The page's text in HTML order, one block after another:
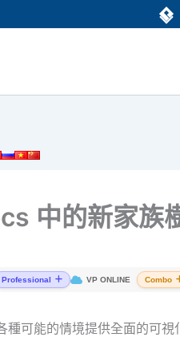
中的新家族
Professional VP ONLINE Combo
種可能的情境提供全面的可